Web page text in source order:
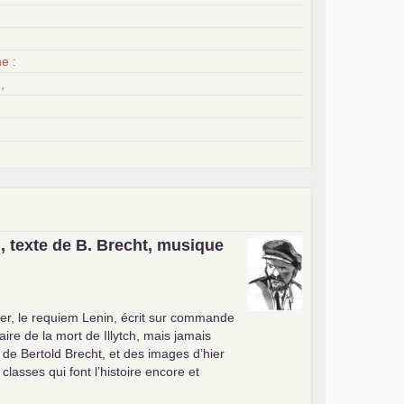
:
texte de B. Brecht, musique
le requiem Lenin, écrit sur commande
de la mort de Illytch, mais jamais
Bertold Brecht, et des images d’hier
qui font l’histoire encore et